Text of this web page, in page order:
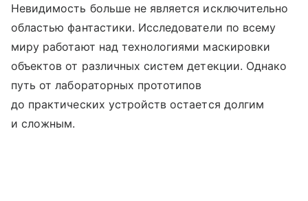
Невидимость больше не является исключительно
областью фантастики. Исследователи по всему
миру работают над технологиями маскировки
объектов от различных систем детекции. Однако
путь от лабораторных прототипов
до практических устройств остается долгим
и сложным.